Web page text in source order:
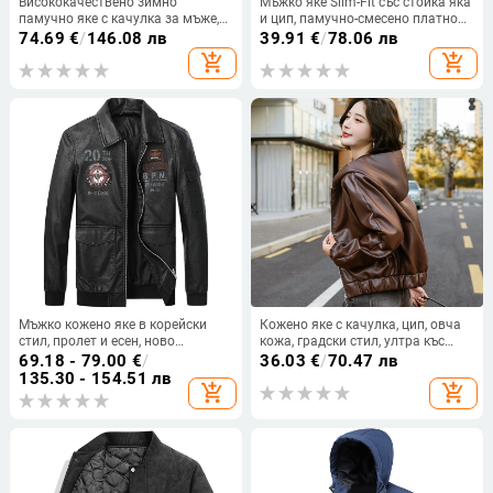
памучно яке с качулка за мъже,
късо ежедневно удебелено
памучно палто, топло връхно
облекло, модерни мъжки
74.69 €/146.08 лв
add_shopping_cart
и цип, памучно-смесено платно
за пролет и есен
39.91 €/78.06 лв
add_shopping_cart
Мъжко кожено яке в корейски
стил, пролет и есен, ново
ежедневно, модерно, красиво
модно яке, мъжко кожено яке,
модерен марков летящ костюм
69.18 - 79.00 €/
135.30 - 154.51 лв
add_shopping_cart
Кожено яке с качулка, цип, овча
кожа, градски стил, ултра къс
покрой
36.03 €/70.47 лв
add_shopping_cart